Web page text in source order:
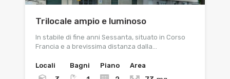
Trilocale ampio e luminoso
In stabile di fine anni Sessanta, situato in Corso
Francia e a brevissima distanza dalla…
Locali Bagni Piano Area